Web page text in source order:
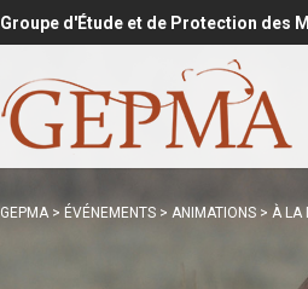
Groupe d'Étude et de Protection des
GEPMA> ÉVÉNEMENTS > ANIMATIONS > À LA